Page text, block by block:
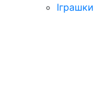
Іграшки